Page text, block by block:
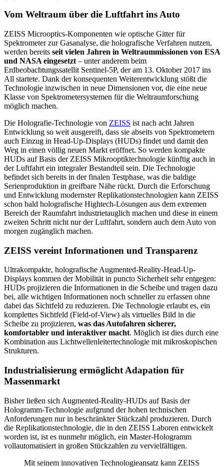
Vom Weltraum über die Luftfahrt ins Auto
ZEISS Microoptics-Komponenten wie optische Gitter für
Spektrometer zur Gasanalyse, die holografische Verfahren nutzen,
werden bereits seit vielen Jahren in Weltraummissionen von ESA
und NASA eingesetzt – unter anderem beim
Erdbeobachtungssatellit Sentinel-5P, der am 13. Oktober 2017 ins
All startete. Dank der konsequenten Weiterentwicklung stößt die
Technologie inzwischen in neue Dimensionen vor, die eine neue
Klasse von Spektrometersystemen für die Weltraumforschung
möglich machen.
Die Holografie-Technologie von ZEISS ist nach acht Jahren
Entwicklung so weit ausgereift, dass sie abseits von Spektrometern
auch Einzug in Head-Up-Displays (HUDs) findet und damit den
Weg in einen völlig neuen Markt eröffnet. So werden kompakte
HUDs auf Basis der ZEISS Mikrooptiktechnologie künftig auch in
der Luftfahrt ein integraler Bestandteil sein. Die Technologie
befindet sich bereits in der finalen Testphase, was die baldige
Serienproduktion in greifbare Nähe rückt. Durch die Erforschung
und Entwicklung modernster Replikationstechnologien kann ZEISS
schon bald holografische Hightech-Lösungen aus dem extremen
Bereich der Raumfahrt industrietauglich machen und diese in einem
zweiten Schritt nicht nur der Luftfahrt, sondern auch dem Auto von
morgen zugänglich machen.
ZEISS vereint Informationen und Transparenz
Ultrakompakte, holografische Augmented-Reality-Head-Up-
Displays kommen der Mobilität in puncto Sicherheit sehr entgegen:
HUDs projizieren die Informationen in die Scheibe und tragen dazu
bei, alle wichtigen Informationen noch schneller zu erfassen ohne
dabei das Sichtfeld zu reduzieren. Die Technologie erlaubt es, ein
komplettes Sichtfeld (Field-of-View) als virtuelles Bild in die
Scheibe zu projizieren, was das Autofahren sicherer,
komfortabler und interaktiver macht. Möglich ist dies durch eine
Kombination aus Lichtwellenleitertechnologie mit mikroskopischen
Strukturen.
Industrialisierung ermöglicht Adapation für
Massenmarkt
Bisher ließen sich Augmented-Reality-HUDs auf Basis der
Hologramm-Technologie aufgrund der hohen technischen
Anforderungen nur in beschränkter Stückzahl produzieren. Durch
die Replikationstechnologie, die in den ZEISS Laboren entwickelt
worden ist, ist es nunmehr möglich, ein Master-Hologramm
vollautomatisiert in großen Stückzahlen zu vervielfältigen.
Mit seinem innovativen Technologieansatz kann ZEISS